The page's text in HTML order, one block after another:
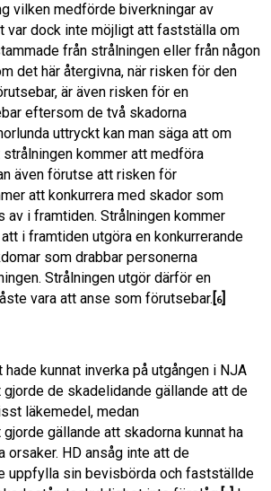
vilken medförde biverkningar av
var dock inte möjligt att fastställa om
från strålningen eller från någon
det här återgivna, när risken för den
är även risken för en
eftersom de två skadorna
uttryckt kan man säga att om
kommer att medföra
även förutse att risken för
att konkurrera med skador som
av i framtiden. Strålningen kommer
i framtiden utgöra en konkurrerande
som drabbar personerna
Strålningen utgör därför en
vara att anse som förutsebar. [6]
kunnat inverka på utgången i NJA
de skadelidande gällande att de
läkemedel, medan
gällande att skadorna kunnat ha
orsaker. HD ansåg inte att de
uppfylla sin bevisbörda och fastställde